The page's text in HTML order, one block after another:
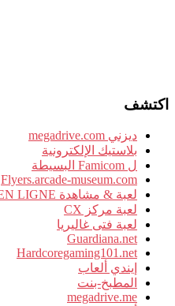
اكتشف
ديزني megadrive.com
بلاستيك الإلكترونية
ل Famicom البسيطة
Flyers.arcade-museum.com
لعبة & مشاهدة EN LIGNE
لعبة مركز CX
لعبة فتى غاليريا
Guardiana.net
Hardcoregaming101.net
إيندي ألعاب
المطبخ-بنت
megadrive.me